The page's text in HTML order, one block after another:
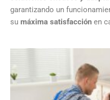
garantizando un
su máxima satisfacción en